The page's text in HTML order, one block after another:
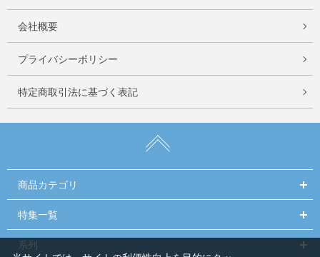
会社概要
プライバシーポリシー
特定商取引法に基づく表記
商品カテゴリ
特集一覧
系列